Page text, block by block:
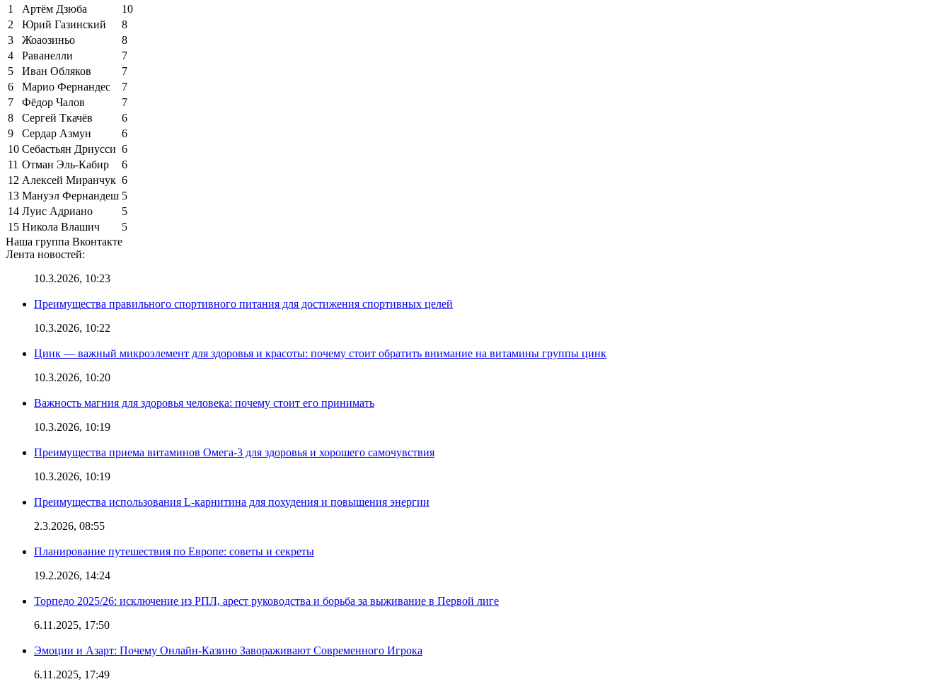
1
Артём Дзюба
10
2
Юрий Газинский
8
3
Жоаозиньо
8
4
Раванелли
7
5
Иван Обляков
7
6
Марио Фернандес
7
7
Фёдор Чалов
7
8
Сергей Ткачёв
6
9
Сердар Азмун
6
10 Себастьян Дриусси 6
11 Отман Эль-Кабир
6
12 Алексей Миранчук 6
13 Мануэл Фернандеш 5
14 Луис Адриано
5
15 Никола Влашич
5
Наша группа Вконтакте
Лента новостей:
10.3.2026, 10:23
Преимущества правильного спортивного питания для достижения спортивных целей
10.3.2026, 10:22
Цинк — важный микроэлемент для здоровья и красоты: почему стоит обратить внимание на витамины группы цинк
10.3.2026, 10:20
Важность магния для здоровья человека: почему стоит его принимать
10.3.2026, 10:19
Преимущества приема витаминов Омега-3 для здоровья и хорошего самочувствия
10.3.2026, 10:19
Преимущества использования L-карнитина для похудения и повышения энергии
2.3.2026, 08:55
Планирование путешествия по Европе: советы и секреты
19.2.2026, 14:24
Торпедо 2025/26: исключение из РПЛ, арест руководства и борьба за выживание в Первой лиге
6.11.2025, 17:50
Эмоции и Азарт: Почему Онлайн-Казино Завораживают Современного Игрока
6.11.2025, 17:49